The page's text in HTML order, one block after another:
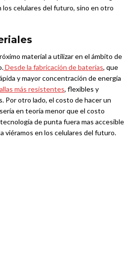
los celulares del futuro, sino en otro
material a utilizar en el ámbito de
Desde la fabricación de baterías, que
y mayor concentración de energía
más resistentes, flexibles y
Por otro lado, el costo de hacer un
en teoría menor que el costo
de punta fuera mas accesible
viéramos en los celulares del futuro.